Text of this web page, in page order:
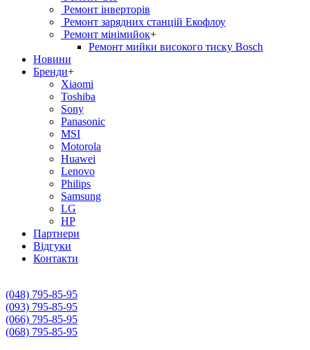
Ремонт інверторів
Ремонт зарядних станцій Екофлоу
Ремонт мiнiмийок+
Ремонт мийки високого тиску Bosch
Новини
Бренди+
Xiaomi
Toshiba
Sony
Panasonic
MSI
Motorola
Huawei
Lenovo
Philips
Samsung
LG
HP
Партнери
Вiдгуки
Контакти
(048) 795-85-95
(093) 795-85-95
(066) 795-85-95
(068) 795-85-95